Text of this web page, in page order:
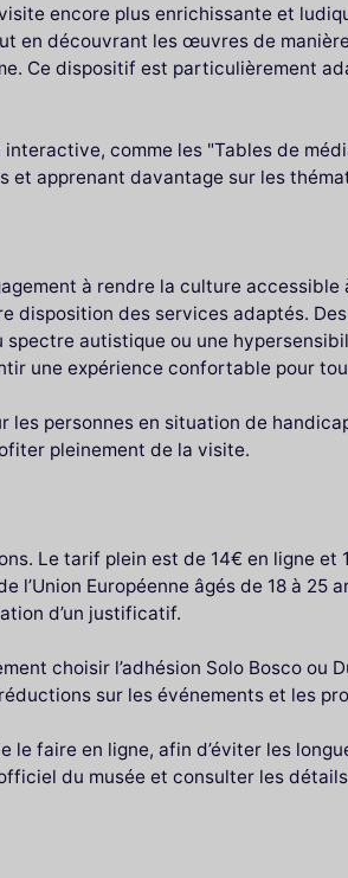
encore plus enrichissante et
en découvrant les œuvres de
Ce dispositif est particulièrement
comme les "Tables de
et apprenant davantage sur les
à rendre la culture
disposition des services adaptés.
autistique ou une
une expérience confortable pour
les personnes en situation de
pleinement de la visite.
Le tarif plein est de 14€ en ligne
l’Union Européenne âgés de 18 à
d’un justificatif.
choisir l’adhésion Solo Bosco ou
sur les événements et les
le faire en ligne, afin d’éviter les
du musée et consulter les